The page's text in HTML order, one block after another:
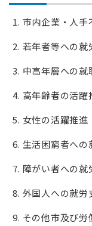
市内企業・人
若年者等への
中高年層への就
高年齢者の活躍
女性の活躍推進
生活困窮者へ
障がい者への就
外国人への就労
その他市及び